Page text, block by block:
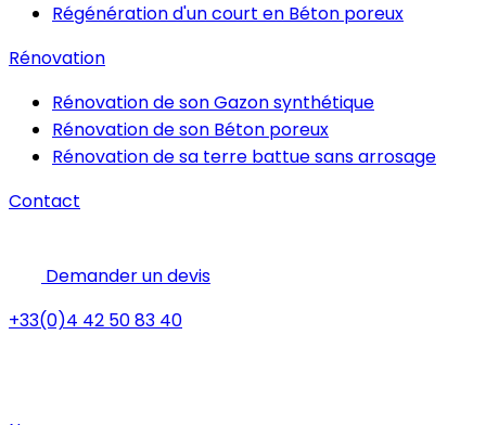
Régénération d'un court en Béton poreux
Rénovation
Rénovation de son Gazon synthétique
Rénovation de son Béton poreux
Rénovation de sa terre battue sans arrosage
Contact
Demander un devis
+33(0)4 42 50 83 40